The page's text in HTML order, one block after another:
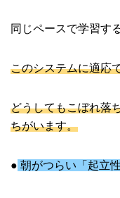
同じペースで学習する
このシステムに適応
どうしてもこぼれ落
ちがいます。
● 朝がつらい「起立